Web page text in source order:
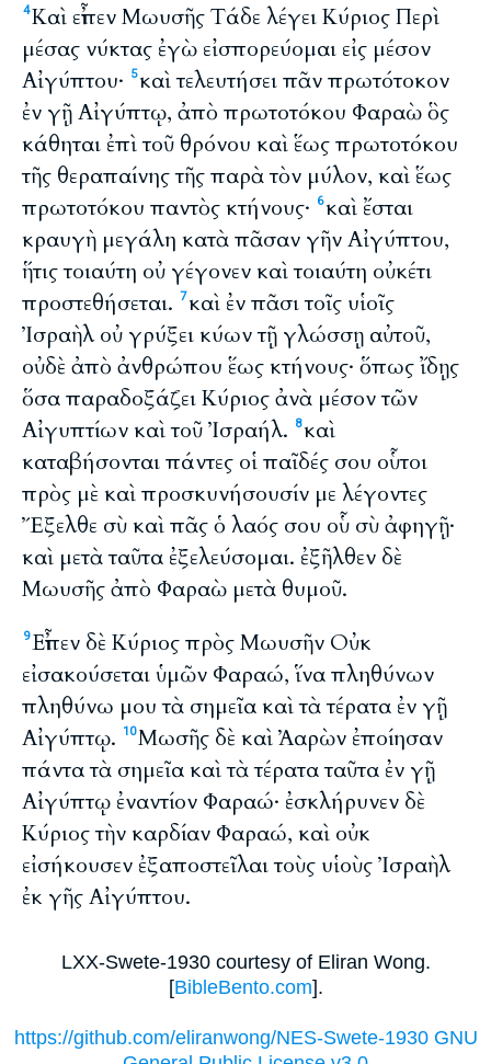
4Καὶ εἶπεν Μωυσῆς Τάδε λέγει Κύριος Περὶ
μέσας νύκτας ἐγὼ εἰσπορεύομαι εἰς μέσον
Αἰγύπτου·
5καὶ τελευτήσει πᾶν πρωτότοκον
ἐν γῇ Αἰγύπτῳ, ἀπὸ πρωτοτόκου Φαραὼ ὃς
κάθηται ἐπὶ τοῦ θρόνου καὶ ἕως πρωτοτόκου
τῆς θεραπαίνης τῆς παρὰ τὸν μύλον, καὶ ἕως
πρωτοτόκου παντὸς κτήνους·
6καὶ ἔσται
κραυγὴ μεγάλη κατὰ πᾶσαν γῆν Αἰγύπτου,
ἥτις τοιαύτη οὐ γέγονεν καὶ τοιαύτη οὐκέτι
προστεθήσεται. 7καὶ ἐν πᾶσι τοῖς υἱοῖς
Ἰσραὴλ οὐ γρύξει κύων τῇ γλώσσῃ αὐτοῦ,
οὐδὲ ἀπὸ ἀνθρώπου ἕως κτήνους· ὅπως ἴδῃς
ὅσα παραδοξάζει Κύριος ἀνὰ μέσον τῶν
Αἰγυπτίων καὶ τοῦ Ἰσραήλ.
8καὶ
καταβήσονται πάντες οἱ παῖδές σου οὗτοι
πρὸς μὲ καὶ προσκυνήσουσίν με λέγοντες
Ἔξελθε σὺ καὶ πᾶς ὁ λαός σου οὗ σὺ ἀφηγῇ·
καὶ μετὰ ταῦτα ἐξελεύσομαι. ἐξῆλθεν δὲ
Μωυσῆς ἀπὸ Φαραὼ μετὰ θυμοῦ.
9Εἶπεν δὲ Κύριος πρὸς Μωυσῆν Οὐκ
εἰσακούσεται ὑμῶν Φαραώ, ἵνα πληθύνων
πληθύνω μου τὰ σημεῖα καὶ τὰ τέρατα ἐν γῇ
Αἰγύπτῳ.
10Μωσῆς δὲ καὶ Ἀαρὼν ἐποίησαν
πάντα τὰ σημεῖα καὶ τὰ τέρατα ταῦτα ἐν γῇ
Αἰγύπτῳ ἐναντίον Φαραώ· ἐσκλήρυνεν δὲ
Κύριος τὴν καρδίαν Φαραώ, καὶ οὐκ
εἰσήκουσεν ἐξαποστεῖλαι τοὺς υἱοὺς Ἰσραὴλ
ἐκ γῆς Αἰγύπτου.
LXX-Swete-1930 courtesy of Eliran Wong.
[BibleBento.com].
https://github.com/eliranwong/NES-Swete-1930 GNU